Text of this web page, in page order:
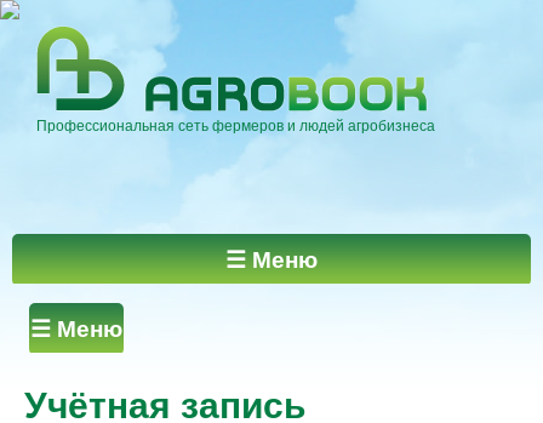
содержанию
Профессиональная сеть фермеров и людей агробизнеса
Главное меню ☰ Меню
Главные вкладки
☰ Меню
Учётная запись